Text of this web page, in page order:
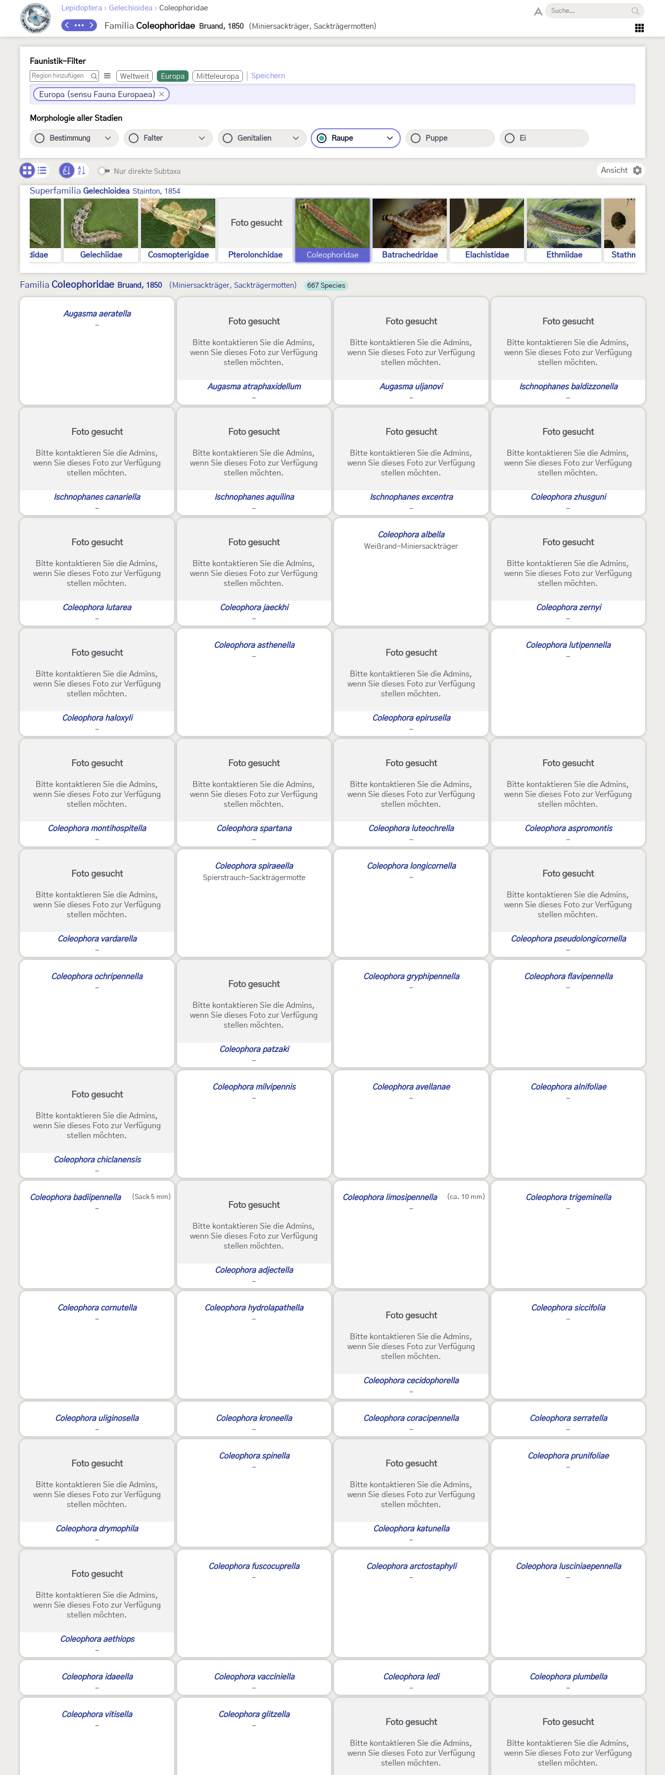
Lepidoptera › Gelechioidea › Coleophoridae
Familia Coleophoridae Bruand, 1850 (Miniersackträger, Sackträgermotten)
Faunistik-Filter
Weltweit Europa Mitteleuropa Speichern
Europa (sensu Fauna Europaea)
Morphologie aller Stadien
Bestimmung Falter Genitalien Raupe Puppe Ei
Nur direkte Subtaxa Ansicht
Superfamilia Gelechioidea Stainton, 1854
Peleopodidae Gelechiidae Cosmopterigidae
Foto gesucht
Pterolonchidae Coleophoridae Batrachedridae Elachistidae Ethmiidae
Familia Coleophoridae Bruand, 1850 (Miniersackträger, Sackträgermotten) 667 Species
Augasma aeratella
- Foto gesucht
Bitte kontaktieren Sie die Admins,
wenn Sie dieses Foto zur Verfügung
stellen möchten.
Augasma atraphaxidellum
-
Foto gesucht
Bitte kontaktieren Sie die Admins,
wenn Sie dieses Foto zur Verfügung
stellen möchten.
Augasma uljanovi
-
Foto gesucht
Bitte kontaktieren Sie die Admins,
wenn Sie dieses Foto zur Verfügung
stellen möchten.
Ischnophanes baldizzonella
-
Foto gesucht
Bitte kontaktieren Sie die Admins,
wenn Sie dieses Foto zur Verfügung
stellen möchten.
Ischnophanes canariella
-
Foto gesucht
Bitte kontaktieren Sie die Admins,
wenn Sie dieses Foto zur Verfügung
stellen möchten.
Ischnophanes aquilina
-
Foto gesucht
Bitte kontaktieren Sie die Admins,
wenn Sie dieses Foto zur Verfügung
stellen möchten.
Ischnophanes excentra
-
Foto gesucht
Bitte kontaktieren Sie die Admins,
wenn Sie dieses Foto zur Verfügung
stellen möchten.
Coleophora zhusguni
-
Foto gesucht
Bitte kontaktieren Sie die Admins,
wenn Sie dieses Foto zur Verfügung
stellen möchten.
Coleophora lutarea
-
Foto gesucht
Bitte kontaktieren Sie die Admins,
wenn Sie dieses Foto zur Verfügung
stellen möchten.
Coleophora jaeckhi
-
Coleophora albella
Weißrand-Miniersackträger Foto gesucht
Bitte kontaktieren Sie die Admins,
wenn Sie dieses Foto zur Verfügung
stellen möchten.
Coleophora zernyi
-
Foto gesucht
Bitte kontaktieren Sie die Admins,
wenn Sie dieses Foto zur Verfügung
stellen möchten.
Coleophora haloxyli
-
Coleophora asthenella
- Foto gesucht
Bitte kontaktieren Sie die Admins,
wenn Sie dieses Foto zur Verfügung
stellen möchten.
Coleophora epirusella
-
Coleophora lutipennella
-
Foto gesucht
Bitte kontaktieren Sie die Admins,
wenn Sie dieses Foto zur Verfügung
stellen möchten.
Coleophora montihospitella
-
Foto gesucht
Bitte kontaktieren Sie die Admins,
wenn Sie dieses Foto zur Verfügung
stellen möchten.
Coleophora spartana
-
Foto gesucht
Bitte kontaktieren Sie die Admins,
wenn Sie dieses Foto zur Verfügung
stellen möchten.
Coleophora luteochrella
-
Foto gesucht
Bitte kontaktieren Sie die Admins,
wenn Sie dieses Foto zur Verfügung
stellen möchten.
Coleophora aspromontis
-
Foto gesucht
Bitte kontaktieren Sie die Admins,
wenn Sie dieses Foto zur Verfügung
stellen möchten.
Coleophora vardarella
-
Coleophora spiraeella
Spierstrauch-Sackträgermotte
Coleophora longicornella
- Foto gesucht
Bitte kontaktieren Sie die Admins,
wenn Sie dieses Foto zur Verfügung
stellen möchten.
Coleophora pseudolongicornella
-
Coleophora ochripennella
- Foto gesucht
Bitte kontaktieren Sie die Admins,
wenn Sie dieses Foto zur Verfügung
stellen möchten.
Coleophora patzaki
-
Coleophora gryphipennella
-
Coleophora flavipennella
-
Foto gesucht
Bitte kontaktieren Sie die Admins,
wenn Sie dieses Foto zur Verfügung
stellen möchten.
Coleophora chiclanensis
-
Coleophora milvipennis
-
Coleophora avellanae
-
Coleophora alnifoliae
-
Coleophora badiipennella (Sack 5 mm)
- Foto gesucht
Bitte kontaktieren Sie die Admins,
wenn Sie dieses Foto zur Verfügung
stellen möchten.
Coleophora adjectella
-
Coleophora limosipennella (ca. 10 mm)
-
Coleophora trigeminella
-
Coleophora cornutella
-
Coleophora hydrolapathella
- Foto gesucht
Bitte kontaktieren Sie die Admins,
wenn Sie dieses Foto zur Verfügung
stellen möchten.
Coleophora cecidophorella
-
Coleophora siccifolia
-
Coleophora uliginosella
-
Coleophora kroneella
-
Coleophora coracipennella
-
Coleophora serratella
-
Foto gesucht
Bitte kontaktieren Sie die Admins,
wenn Sie dieses Foto zur Verfügung
stellen möchten.
Coleophora drymophila
-
Coleophora spinella
- Foto gesucht
Bitte kontaktieren Sie die Admins,
wenn Sie dieses Foto zur Verfügung
stellen möchten.
Coleophora katunella
-
Coleophora prunifoliae
-
Foto gesucht
Bitte kontaktieren Sie die Admins,
wenn Sie dieses Foto zur Verfügung
stellen möchten.
Coleophora aethiops
-
Coleophora fuscocuprella
-
Coleophora arctostaphyli
-
Coleophora lusciniaepennella
-
Coleophora idaeella
-
Coleophora vacciniella
-
Coleophora ledi
-
Coleophora plumbella
-
Coleophora vitisella
-
Coleophora glitzella
- Foto gesucht
Bitte kontaktieren Sie die Admins,
wenn Sie dieses Foto zur Verfügung
stellen möchten.
Foto gesucht
Bitte kontaktieren Sie die Admins,
wenn Sie dieses Foto zur Verfügung
stellen möchten.